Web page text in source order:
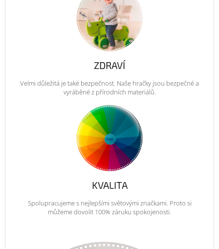
ZDRAVÍ
Velmi důležitá je také bezpečnost. Naše hračky jsou bezpečné a
vyráběné z přírodních materiálů.
KVALITA
Spolupracujeme s nejlepšími světovými značkami. Proto si
můžeme dovolit 100% záruku spokojenosti.